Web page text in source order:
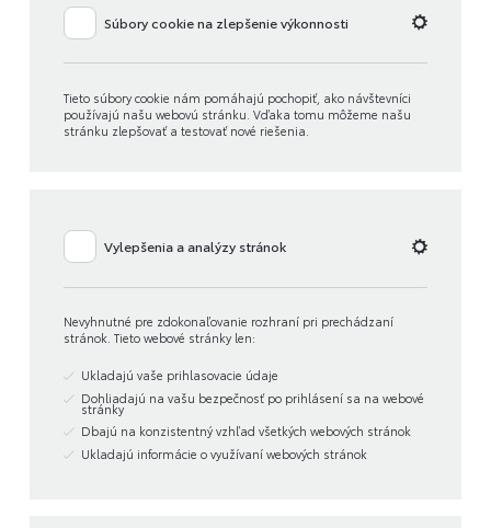
Súbory cookie na zlepšenie výkonnosti
Tieto súbory cookie nám pomáhajú pochopiť, ako návštevníci
používajú našu webovú stránku. Vďaka tomu môžeme našu
stránku zlepšovať a testovať nové riešenia.
Vylepšenia a analýzy stránok
Nevyhnutné pre zdokonaľovanie rozhraní pri prechádzaní
stránok. Tieto webové stránky len:
Ukladajú vaše prihlasovacie údaje
Dohliadajú na vašu bezpečnosť po prihlásení sa na webové
stránky
Dbajú na konzistentný vzhľad všetkých webových stránok
Ukladajú informácie o využívaní webových stránok